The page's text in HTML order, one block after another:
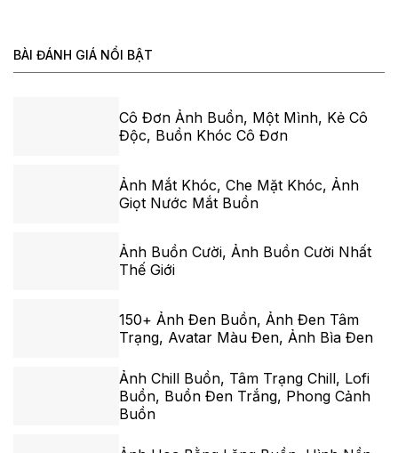
BÀI ĐÁNH GIÁ NỔI BẬT
Cô Đơn Ảnh Buồn, Một Mình, Kẻ Cô
Độc, Buồn Khóc Cô Đơn
Ảnh Mắt Khóc, Che Mặt Khóc, Ảnh
Giọt Nước Mắt Buồn
Ảnh Buồn Cười, Ảnh Buồn Cười Nhất
Thế Giới
150+ Ảnh Đen Buồn, Ảnh Đen Tâm
Trạng, Avatar Màu Đen, Ảnh Bìa Đen
Ảnh Chill Buồn, Tâm Trạng Chill, Lofi
Buồn, Buồn Đen Trắng, Phong Cảnh
Buồn